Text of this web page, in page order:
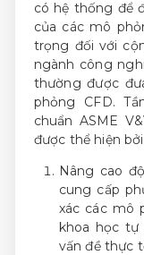
có hệ thống để
của các mô
trọng đối với
ngành công
thường được
phỏng CFD.
chuẩn ASME
được thể hiện
Nâng cao
cung cấp
xác các mô
khoa học tự
vấn đề thực